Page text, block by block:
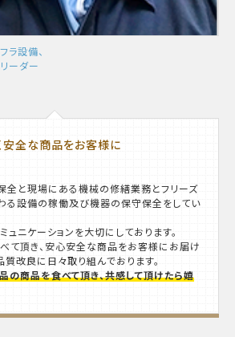
設備、
ーダー
安全な商品をお客様に
全と現場にある機械の修繕業務とフリーズ
る設備の稼働及び機器の保守保全をしてい
ニケーションを大切にしております。
べて頂き、安心安全な商品をお客様にお届け
改良に日々取り組んでおります。
の商品を食べて頂き、共感して頂けたら嬉